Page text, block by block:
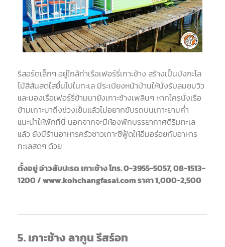
รีสอร์ตเล็กๆ อยู่ใกล้ท่าเรือเฟอร์รี่เกาะช้าง สร้างเป็นบังกะโล
ไม้สีสันสดใสยื่นไปในทะเล มีระเบียงหน้าบ้านให้นั่งรับลมชมวิว
และมองเรือเฟอร์รี่ข้ามมายังเกาะช้างเพลินๆ หากใครนั่งเรือ
ข้ามเกาะมาถึงช่วงเย็นแล้วไม่อยากขับรถบนเกาะยามค่ำ
แนะนำให้พักที่นี่ นอกจากจะมีห้องพักบรรยากาศดีริมทะเล
แล้ว ยังมีร้านอาหารครัวชาวเกาะซีฟู้ดให้อิ่มอร่อยกับอาหาร
ทะเลสดๆ ด้วย
ตั้งอยู่ อ่าวสับปะรด เกาะช้าง โทร. 0-3955-5057, 08-1513-
1200 / www.kohchangfasai.com ราคา 1,000-2,500
5. เกาะช้าง ลากูน รีสร์อท